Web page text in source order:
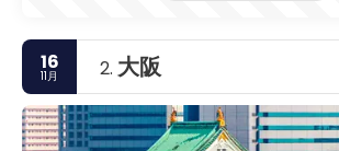
16
11月 2. 大阪